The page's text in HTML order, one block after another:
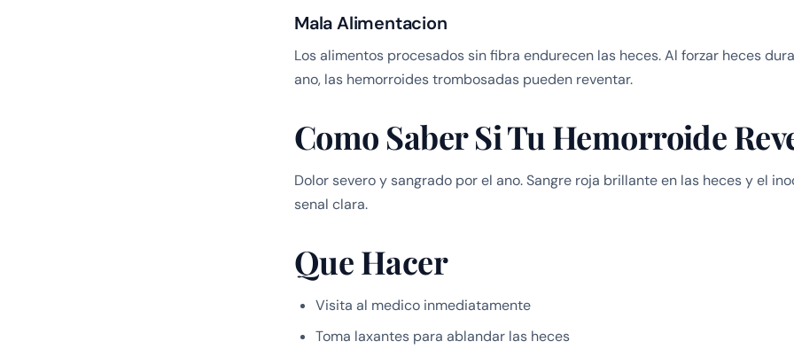
Mala Alimentacion
Los alimentos procesados sin fibra endurecen las heces. Al forzar heces
ano, las hemorroides trombosadas pueden reventar.
Como Saber Si Tu Hemorroide
Dolor severo y sangrado por el ano. Sangre roja brillante en las heces y el
senal clara.
Que Hacer
Visita al medico inmediatamente
Toma laxantes para ablandar las heces